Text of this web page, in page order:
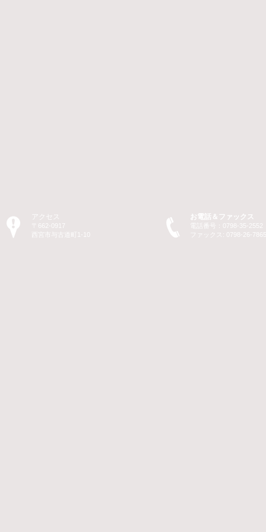
アクセス
〒662-0917
​西宮市与古道町1-10
お電話＆ファックス
電話番号：0798-35-2552
ファックス: 0798-26-7865